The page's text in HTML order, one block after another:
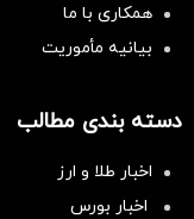
همکاری با ما
بیانیه مأموریت
دسته بندی مطالب
اخبار طلا و ارز
اخبار بورس